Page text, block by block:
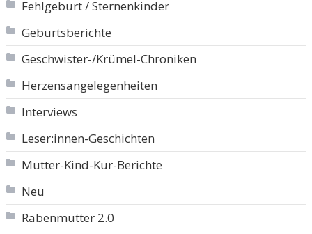
Fehlgeburt / Sternenkinder
Geburtsberichte
Geschwister-/Krümel-Chroniken
Herzensangelegenheiten
Interviews
Leser:innen-Geschichten
Mutter-Kind-Kur-Berichte
Neu
Rabenmutter 2.0